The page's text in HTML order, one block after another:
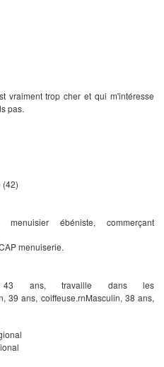
vraiment trop cher et qui m'intéresse
pas.
(42)
menuisier ébéniste, commerçant
menuiserie.
ans, travaille dans les
39 ans, coiffeuse.rnMasculin, 38 ans,